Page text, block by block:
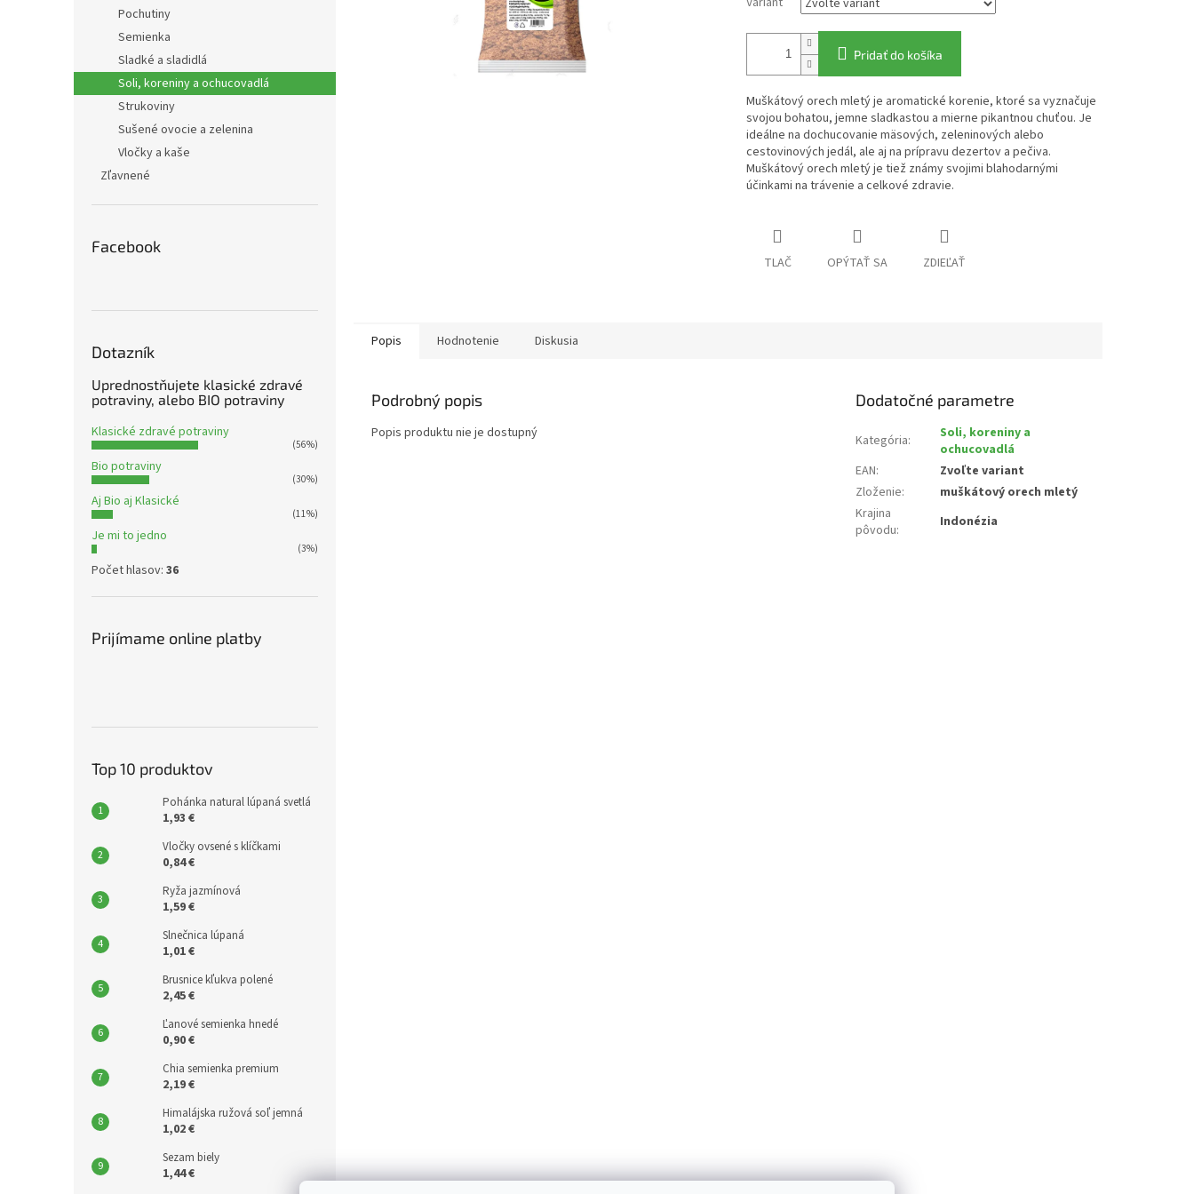
Pochutiny
Semienka
Sladké a sladidlá
Soli, koreniny a ochucovadlá
Strukoviny
Sušené ovocie a zelenina
Vločky a kaše
Zľavnené
Facebook
Dotazník
Uprednostňujete klasické zdravé
potraviny, alebo BIO potraviny
Klasické zdravé potraviny
(56%)
Bio potraviny
(30%)
Aj Bio aj Klasické
(11%)
Je mi to jedno
(3%)
Počet hlasov: 36
Prijímame online platby
Top 10 produktov
Pohánka natural lúpaná svetlá
1,93 €
Vločky ovsené s klíčkami
0,84 €
Ryža jazmínová
1,59 €
Slnečnica lúpaná
1,01 €
Brusnice kľukva polené
2,45 €
Ľanové semienka hnedé
0,90 €
Chia semienka premium
2,19 €
Himalájska ružová soľ jemná
1,02 €
Sezam biely
1,44 €
Pridať do košíka
Muškátový orech mletý je aromatické korenie, ktoré sa vyznačuje
svojou bohatou, jemne sladkastou a mierne pikantnou chuťou. Je
ideálne na dochucovanie mäsových, zeleninových alebo
cestovinových jedál, ale aj na prípravu dezertov a pečiva.
Muškátový orech mletý je tiež známy svojimi blahodarnými
účinkami na trávenie a celkové zdravie.
TLAČ OPÝTAŤ SA ZDIEĽAŤ
Popis Hodnotenie Diskusia
Podrobný popis
Popis produktu nie je dostupný
Dodatočné parametre
Kategória:
Soli, koreniny a
ochucovadlá
EAN:
Zvoľte variant
Zloženie:
muškátový orech mletý
Krajina
pôvodu: Indonézia